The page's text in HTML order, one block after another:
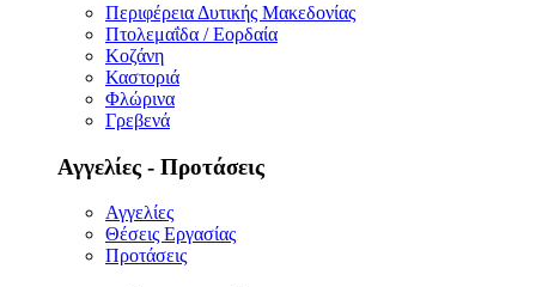
Περιφέρεια Δυτικής Μακεδονίας
Πτολεμαΐδα / Εορδαία
Κοζάνη
Καστοριά
Φλώρινα
Γρεβενά
Αγγελίες - Προτάσεις
Αγγελίες
Θέσεις Εργασίας
Προτάσεις